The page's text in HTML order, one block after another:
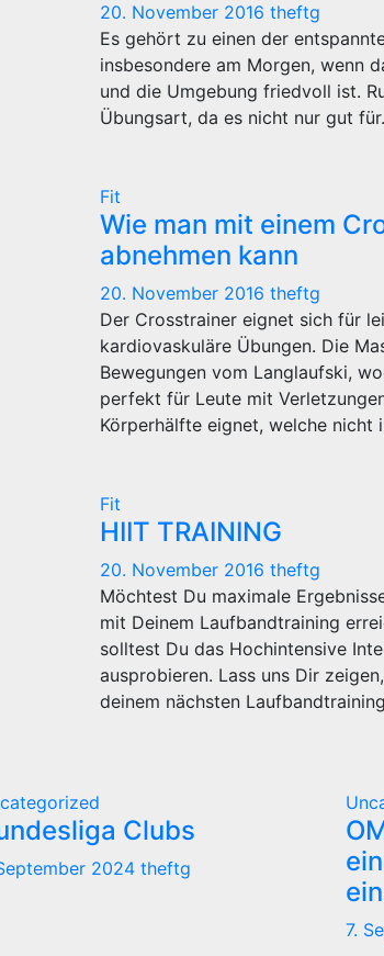
20. November 2016 theftg
Es gehört zu einen der
insbesondere am Morgen, wenn
und die Umgebung friedvoll ist.
Übungsart, da es nicht nur gut
Fit
Wie man mit einem
abnehmen kann
20. November 2016 theftg
Der Crosstrainer eignet sich für
kardiovaskuläre Übungen. Die
Bewegungen vom Langlaufski,
perfekt für Leute mit
Körperhälfte eignet, welche nicht
Fit
HIIT TRAINING
20. November 2016 theftg
Möchtest Du maximale
mit Deinem Laufbandtraining
solltest Du das Hochintensive
ausprobieren. Lass uns Dir
deinem nächsten
Clubs
2024 theftg
7.